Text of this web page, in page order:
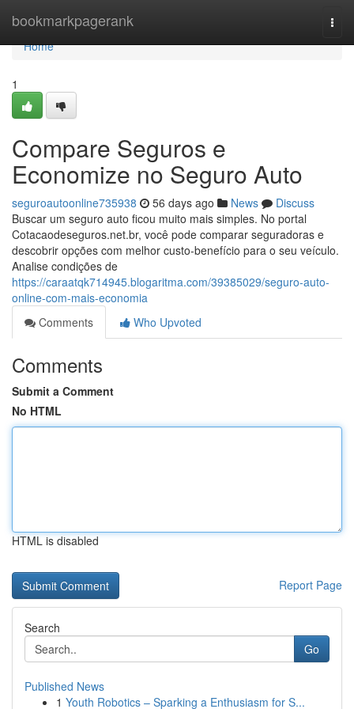
bookmarkpagerank
Home
Home
1
Compare Seguros e
Economize no Seguro Auto
seguroautoonline735938 56 days ago News
Discuss
Buscar um seguro auto ficou muito mais simples. No portal
Cotacaodeseguros.net.br, você pode comparar seguradoras e
descobrir opções com melhor custo-benefício para o seu veículo.
Analise condições de
https://caraatqk714945.blogaritma.com/39385029/seguro-auto-
online-com-mais-economia
Comments
Who Upvoted
Comments
Submit a Comment
No HTML
HTML is disabled
Report Page
Search
Go
Published News
1 Youth Robotics – Sparking a Enthusiasm for S...